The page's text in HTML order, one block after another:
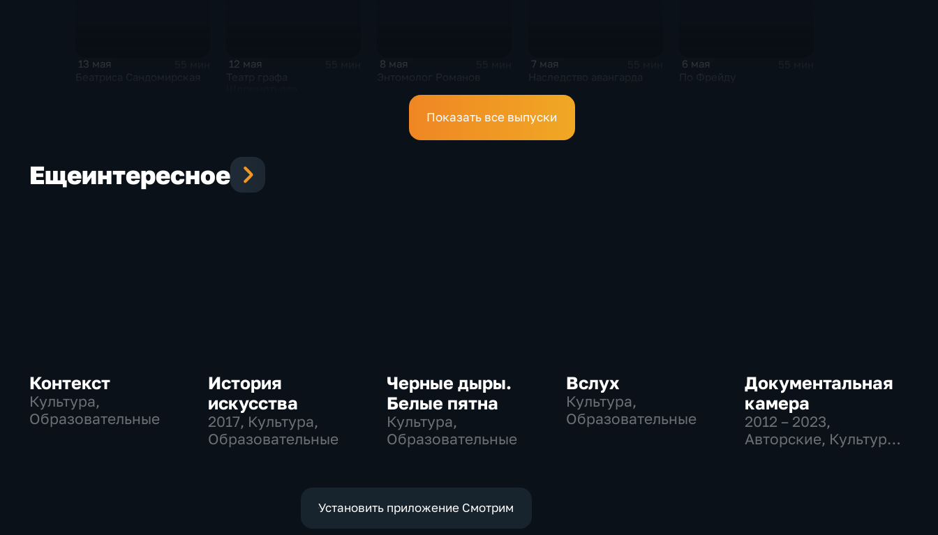
13 мая 12 мая 8 мая 7 мая 6 мая
Показать все выпуски
Ещеинтересное
Контекст
Культура,
Образовательные
История
искусства
2017, Культура,
Образовательные
Черные дыры.
Белые пятна
Культура,
Образовательные
Вслух
Культура,
Образовательные
Документальная
камера
2012 – 2023,
Авторские, Культура,
Установить приложение Смотрим